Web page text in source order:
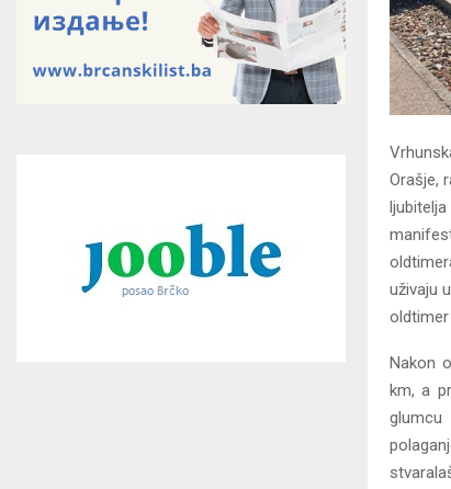
Orašje,
uživaju
Nakon
km, a
glumcu